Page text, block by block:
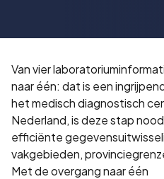
Van vier
naar één: dat is een
het medisch diagnostisch
Nederland, is deze stap
efficiënte
vakgebieden,
Met de overgang naar één